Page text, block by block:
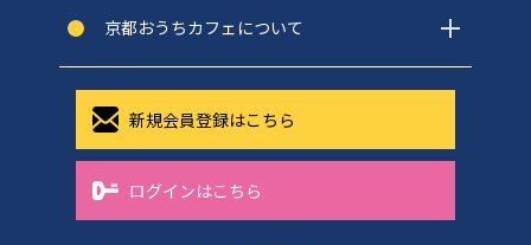
京都おうちカフェについて
新規会員登録はこちら
ログインはこちら